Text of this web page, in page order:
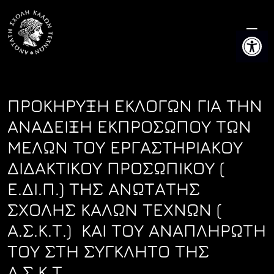
content
ΠΡΟΚΗΡΥΞΗ ΕΚΛΟΓΩΝ ΓΙΑ ΤΗΝ
ΑΝΑΔΕΙΞΗ ΕΚΠΡΟΣΩΠΟΥ ΤΩΝ
ΜΕΛΩΝ ΤΟΥ ΕΡΓΑΣΤΗΡΙΑΚΟΥ
ΔΙΔΑΚΤΙΚΟΥ ΠΡΟΣΩΠΙΚΟΥ (
Ε.ΔΙ.Π.) ΤΗΣ ΑΝΩΤΑΤΗΣ
ΣΧΟΛΗΣ ΚΑΛΩΝ ΤΕΧΝΩΝ (
Α.Σ.Κ.Τ.) ΚΑΙ ΤΟΥ ΑΝΑΠΛΗΡΩΤΗ
ΤΟΥ ΣΤΗ ΣΥΓΚΛΗΤΟ ΤΗΣ